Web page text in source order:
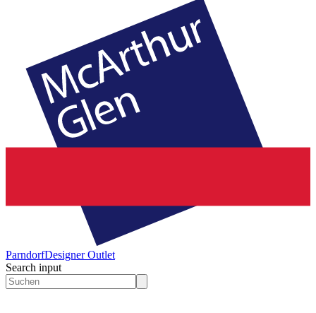
ParndorfDesigner Outlet
Search input